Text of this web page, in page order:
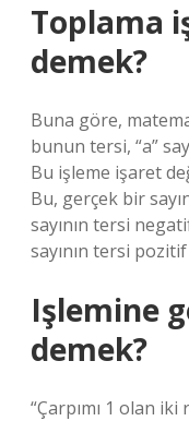
Toplama
demek?
Buna göre,
bunun tersi, “a”
Bu işleme işaret
Bu, gerçek bir
sayının tersi
sayının tersi
Işlemine
demek?
“Çarpımı 1 olan